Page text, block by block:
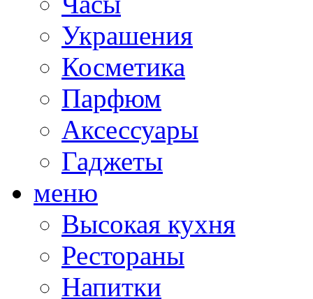
Украшения
Косметика
Парфюм
Аксессуары
Гаджеты
меню
Высокая кухня
Рестораны
Напитки